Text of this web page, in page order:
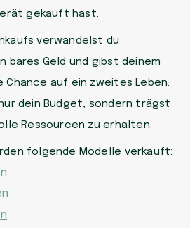
gekauft hast.
verwandelst du
bares Geld und gibst deinem
Chance auf ein zweites Leben.
dein Budget, sondern trägst
Ressourcen zu erhalten.
folgende Modelle verkauft: